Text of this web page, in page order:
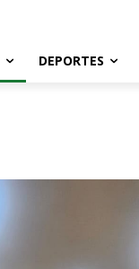
DEPORTES